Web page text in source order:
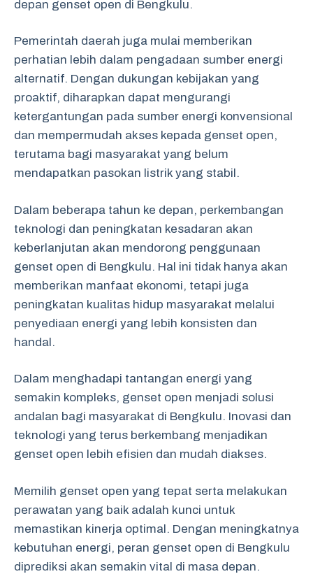
depan genset open di Bengkulu.
Pemerintah daerah juga mulai memberikan
perhatian lebih dalam pengadaan sumber energi
alternatif. Dengan dukungan kebijakan yang
proaktif, diharapkan dapat mengurangi
ketergantungan pada sumber energi konvensional
dan mempermudah akses kepada genset open,
terutama bagi masyarakat yang belum
mendapatkan pasokan listrik yang stabil.
Dalam beberapa tahun ke depan, perkembangan
teknologi dan peningkatan kesadaran akan
keberlanjutan akan mendorong penggunaan
genset open di Bengkulu. Hal ini tidak hanya akan
memberikan manfaat ekonomi, tetapi juga
peningkatan kualitas hidup masyarakat melalui
penyediaan energi yang lebih konsisten dan
handal.
Dalam menghadapi tantangan energi yang
semakin kompleks, genset open menjadi solusi
andalan bagi masyarakat di Bengkulu. Inovasi dan
teknologi yang terus berkembang menjadikan
genset open lebih efisien dan mudah diakses.
Memilih genset open yang tepat serta melakukan
perawatan yang baik adalah kunci untuk
memastikan kinerja optimal. Dengan meningkatnya
kebutuhan energi, peran genset open di Bengkulu
diprediksi akan semakin vital di masa depan.